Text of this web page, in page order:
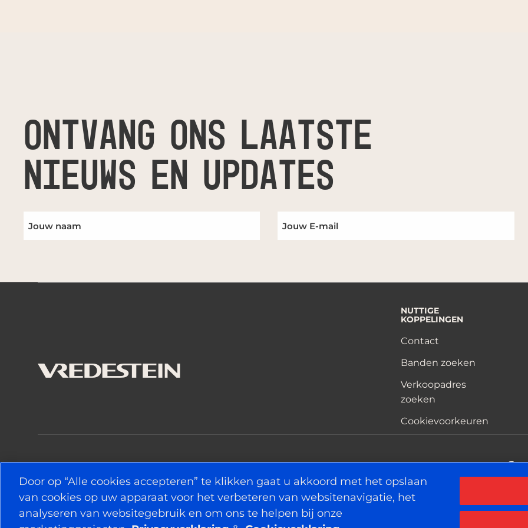
ONTVANG ONS LAATSTE
NIEUWS EN UPDATES
NUTTIGE
KOPPELINGEN
Contact
Banden zoeken
Verkoopadres
zoeken
Cookievoorkeuren
Door op “Alle cookies accepteren” te klikken gaat u akkoord met het opslaan
van cookies op uw apparaat voor het verbeteren van websitenavigatie, het
analyseren van websitegebruik en om ons te helpen bij onze